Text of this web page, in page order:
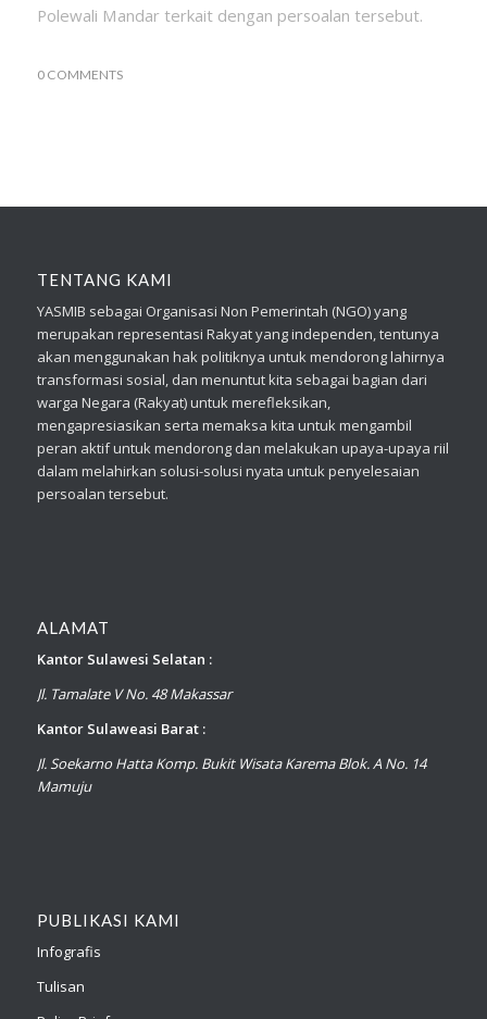
Polewali Mandar terkait dengan persoalan tersebut.
0 COMMENTS
TENTANG KAMI
YASMIB sebagai Organisasi Non Pemerintah (NGO) yang
merupakan representasi Rakyat yang independen, tentunya
akan menggunakan hak politiknya untuk mendorong lahirnya
transformasi sosial, dan menuntut kita sebagai bagian dari
warga Negara (Rakyat) untuk merefleksikan,
mengapresiasikan serta memaksa kita untuk mengambil
peran aktif untuk mendorong dan melakukan upaya-upaya riil
dalam melahirkan solusi-solusi nyata untuk penyelesaian
persoalan tersebut.
ALAMAT
Kantor Sulawesi Selatan :
Jl. Tamalate V No. 48 Makassar
Kantor Sulaweasi Barat :
Jl. Soekarno Hatta Komp. Bukit Wisata Karema Blok. A No. 14
Mamuju
PUBLIKASI KAMI
Infografis
Tulisan